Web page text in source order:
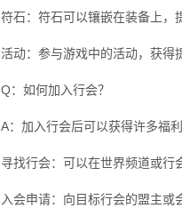
符石：符石可以镶嵌在装备上，
活动：参与游戏中的活动，获得
Q：如何加入行会？
A：加入行会后可以获得许多福
寻找行会：可以在世界频道或行
入会申请：向目标行会的盟主或